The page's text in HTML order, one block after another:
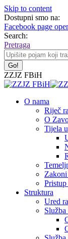
Skip to content
Dostupni smo na:
Facebook page
Search:
Pretraga
ZZJZ FBiH
O nama
Riječ
O
Tijela
Struktura
Ured